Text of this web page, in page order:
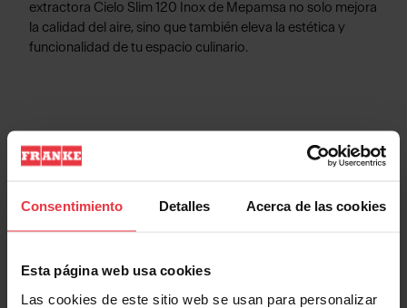
Consentimiento Detalles Acerca de las cookies
Esta página web usa cookies
Las cookies de este sitio web se usan para personalizar
extractora Cielo Slim 120 Inox de Mepamsa no solo mejora
la calidad del aire, sino que también eleva la estética y
funcionalidad de tu espacio culinario.
Información de Producto
Aspecto
EAN/UPC 7612985469838